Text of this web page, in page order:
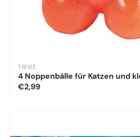
TRIXIE
4 Noppenbälle für Katzen und
€2,99